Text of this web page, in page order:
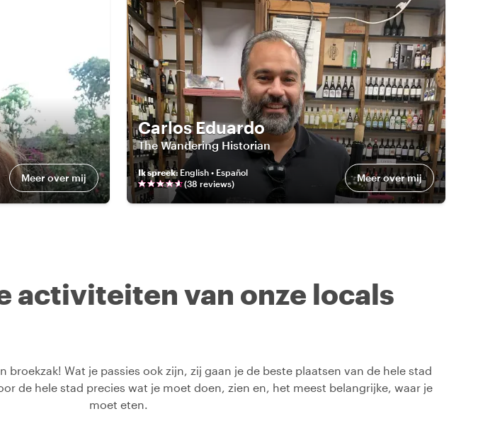
Meer over mij
Carlos Eduardo
The Wandering Historian
Ik spreek: English • Español
(38 reviews) Meer over mij
activiteiten van onze locals
broekzak! Wat je passies ook zijn, zij gaan je de beste plaatsen van de hele stad
de hele stad precies wat je moet doen, zien en, het meest belangrijke, waar je
moet eten.